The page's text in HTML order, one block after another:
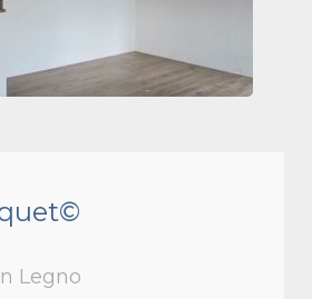
Legno